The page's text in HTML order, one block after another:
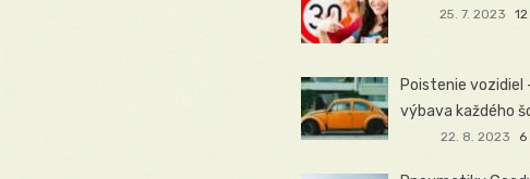
25. 7. 2023
Poistenie vozidiel
výbava každého
22. 8. 2023 6